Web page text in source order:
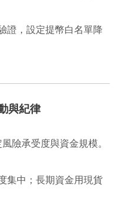
證，設定提幣白名單降
與紀律
險承受度與資金規模。
集中；長期資金用現貨